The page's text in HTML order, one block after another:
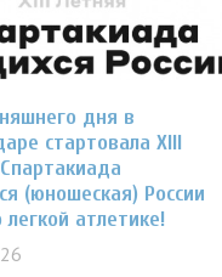
дня в
стартовала XIII
(юношеская) России
атлетике!